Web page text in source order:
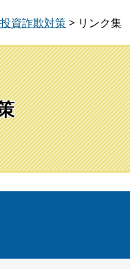
資詐欺対策> リンク集